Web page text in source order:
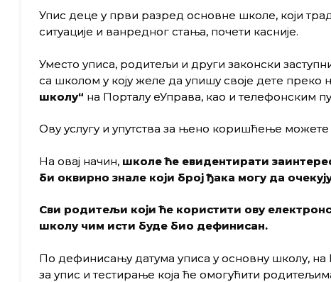
Упис деце у први разред основне школе, који
ситуације и ванредног стања, почети касније.
Уместо уписа, родитељи и други законски
са школом у коју желе да упишу своје дете преко
школу“ на Порталу еУправа, као и телефонским
Ову услугу и упутства за њено коришћење
На овај начин, школе ће евидентирати
би оквирно знале који број ђака могу да
Сви родитељи који ће користити ову
школу чим исти буде био дефинисан.
По дефинисању датума уписа у основну школу, на
за упис и тестирање која ће омогућити